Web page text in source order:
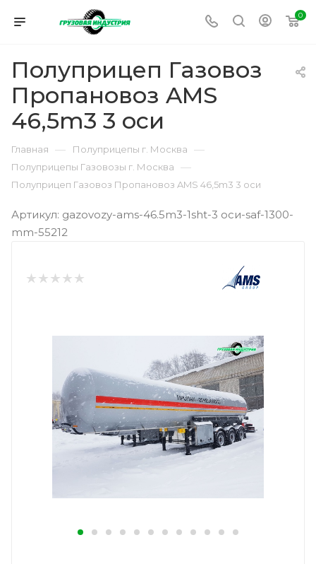
0
Полуприцеп Газовоз
Пропановоз AMS
46,5m3 3 оси
Главная — Полуприцепы г. Москва —
Полуприцепы Газовозы г. Москва —
Полуприцеп Газовоз Пропановоз AMS 46,5m3 3 оси
Артикул: gazovozy-ams-46.5m3-1sht-3 оси-saf-1300-
mm-55212